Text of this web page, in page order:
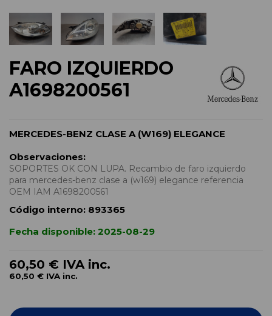
FARO IZQUIERDO
A1698200561
MERCEDES-BENZ CLASE A (W169) ELEGANCE
Observaciones:
SOPORTES OK CON LUPA. Recambio de faro izquierdo
para mercedes-benz clase a (w169) elegance referencia
OEM IAM A1698200561
Código interno: 893365
Fecha disponible: 2025-08-29
60,50 € IVA inc.
60,50 € IVA inc.